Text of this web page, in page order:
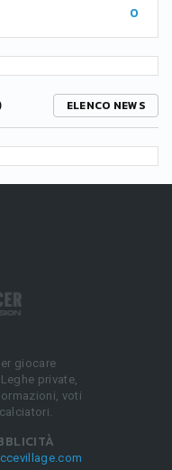
0
ELENCO NEWS
giocare
private,
voti